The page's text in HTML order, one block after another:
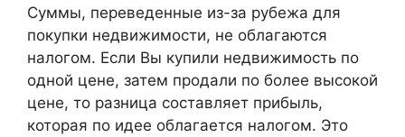
Суммы, переведенные из-за рубежа для
покупки недвижимости, не облагаются
налогом. Если Вы купили недвижимость по
одной цене, затем продали по более высокой
цене, то разница составляет прибыль,
которая по идее облагается налогом. Это